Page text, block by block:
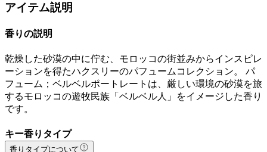
アイテム説明
香りの説明
乾燥した砂漠の中に佇む、モロッコの街並みからインスピレ
ーションを得たハクスリーのパフュームコレクション。 パ
フューム；ベルベルポートレートは、厳しい環境の砂漠を旅
するモロッコの遊牧民族「ベルベル人」をイメージした香り
です。
キー香りタイプ
香りタイプについて